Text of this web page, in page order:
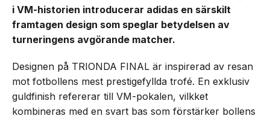
i VM-historien introducerar adidas en särskilt
framtagen design som speglar betydelsen av
turneringens avgörande matcher.
Designen på TRIONDA FINAL är inspirerad av resan
mot fotbollens mest prestigefyllda trofé. En exklusiv
guldfinish refererar till VM-pokalen, vilkket
kombineras med en svart bas som förstärker bollens